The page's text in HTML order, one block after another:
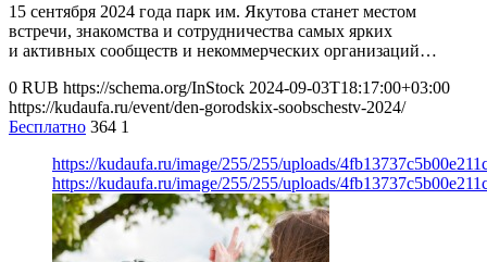
15 сентября 2024 года парк им. Якутова станет местом
встречи, знакомства и сотрудничества самых ярких
и активных сообществ и некоммерческих организаций…
0 RUB https://schema.org/InStock 2024-09-03T18:17:00+03:00
https://kudaufa.ru/event/den-gorodskix-soobschestv-2024/
Бесплатно 364 1
https://kudaufa.ru/image/255/255/uploads/
https://kudaufa.ru/image/255/255/uploads/